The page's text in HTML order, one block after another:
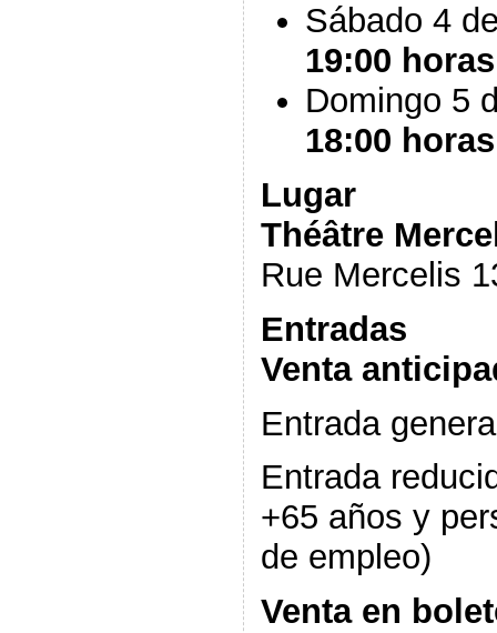
Sábado 4
19:00 horas
Domingo 5
18:00 horas
Lugar
Théâtre
Rue Mercelis
Entradas
Venta
Entrada
Entrada
+65 años y
de empleo)
Venta en